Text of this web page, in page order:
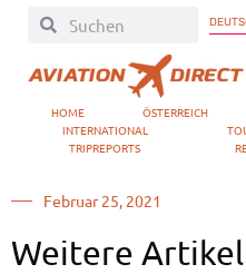
HOME ÖSTERREICH
INTERNATIONAL
TRIPREPORTS
Februar 25, 2021
Weitere